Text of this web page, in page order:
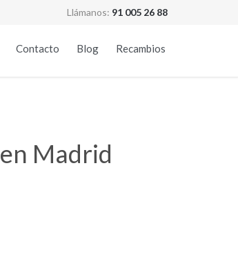
Llámanos: 91 005 26 88
Contacto Blog Recambios
Madrid